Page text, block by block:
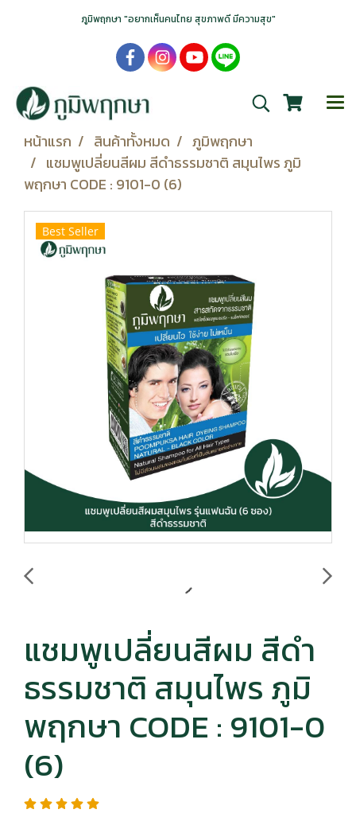
ภูมิพฤกษา "อยากเห็นคนไทย สุขภาพดี มีความสุข"
หน้าแรก สินค้าทั้งหมด
ภูมิพฤกษา
แชมพูเปลี่ยนสีผม สีดำธรรมชาติ สมุนไพร ภูมิ
พฤกษา CODE : 9101-0 (6)
Best Seller
แชมพูเปลี่ยนสีผม สีดำ
ธรรมชาติ สมุนไพร ภูมิ
พฤกษา CODE : 9101-0
(6)